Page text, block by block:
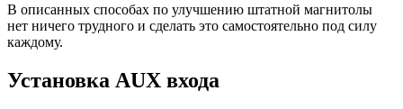
В описанных способах по улучшению штатной магнитолы
нет ничего трудного и сделать это самостоятельно под силу
каждому.
Установка AUX входа